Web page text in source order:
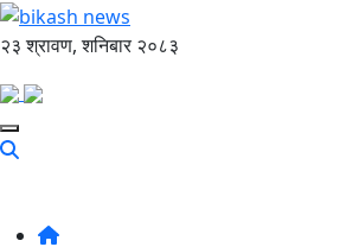
२३ श्रावण, शनिबार २०८३